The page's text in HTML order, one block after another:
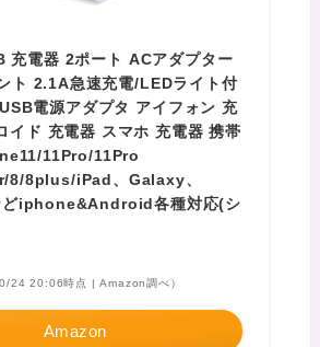
充電器 2ポート ACアダプター
ト 2.1A急速充電/LEDライト付
電源アダプタ アイフォン 充
イド 充電器 スマホ 充電器 携帯
11Pro/11Pro
8/8plus/iPad、Galaxy、
どiphone&Android各種対応(シ
24 20:06時点 | Amazon調べ）
Amazon